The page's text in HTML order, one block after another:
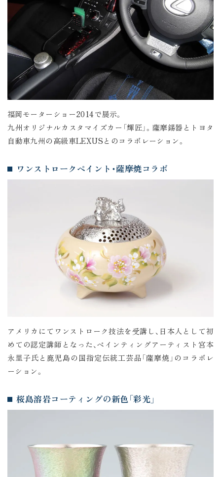
福岡モーターショー2014で展示。
九州オリジナルカスタマイズカー「輝匠」。薩摩錫器とトヨタ
自動車九州の高級車LEXUSとのコラボレーション。
ワンストロークペイント・薩摩焼コラボ
アメリカにてワンストローク技法を受講し、日本人として初
めての認定講師となった、ペインティングアーティスト宮本
永里子氏と鹿児島の国指定伝統工芸品「薩摩焼」のコラボレ
ーション。
桜島溶岩コーティングの新色「彩光」